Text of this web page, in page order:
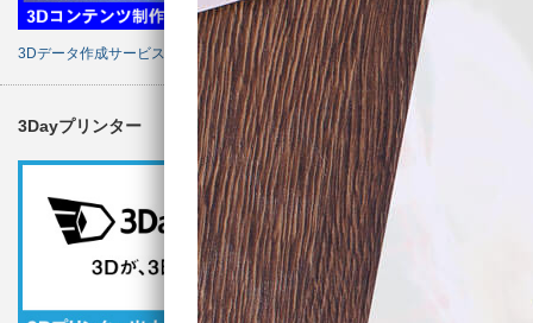
3Dデータ作成サービス
3Dayプリンター